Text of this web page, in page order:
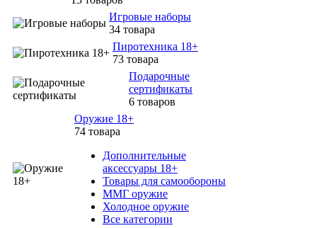
Игровые наборы
34 товара
Пиротехника 18+
73 товара
Подарочные
сертификаты
6 товаров
Оружие 18+
74 товара
Дополнительные
аксессуары 18+
Товары для самообороны
ММГ оружие
Холодное оружие
Все категории